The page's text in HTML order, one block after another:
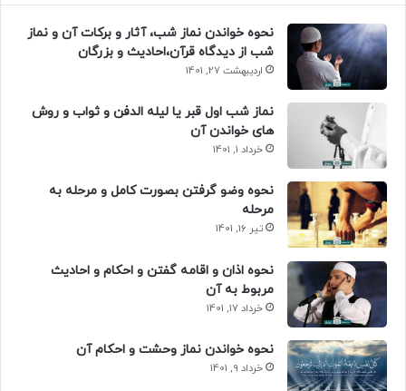
نحوه خواندن نماز شب، آثار و برکات آن و نماز
شب از دیدگاه قرآن،احادیث و بزرگان
اردیبهشت 27, 1401
نماز شب اول قبر یا لیله الدفن و ثواب و روش
های خواندن آن
خرداد 1, 1401
نحوه وضو گرفتن بصورت کامل و مرحله به
مرحله
تیر 16, 1401
نحوه اذان و اقامه گفتن و احکام و احادیث
مربوط به آن
خرداد 17, 1401
نحوه خواندن نماز وحشت و احکام آن
خرداد 9, 1401